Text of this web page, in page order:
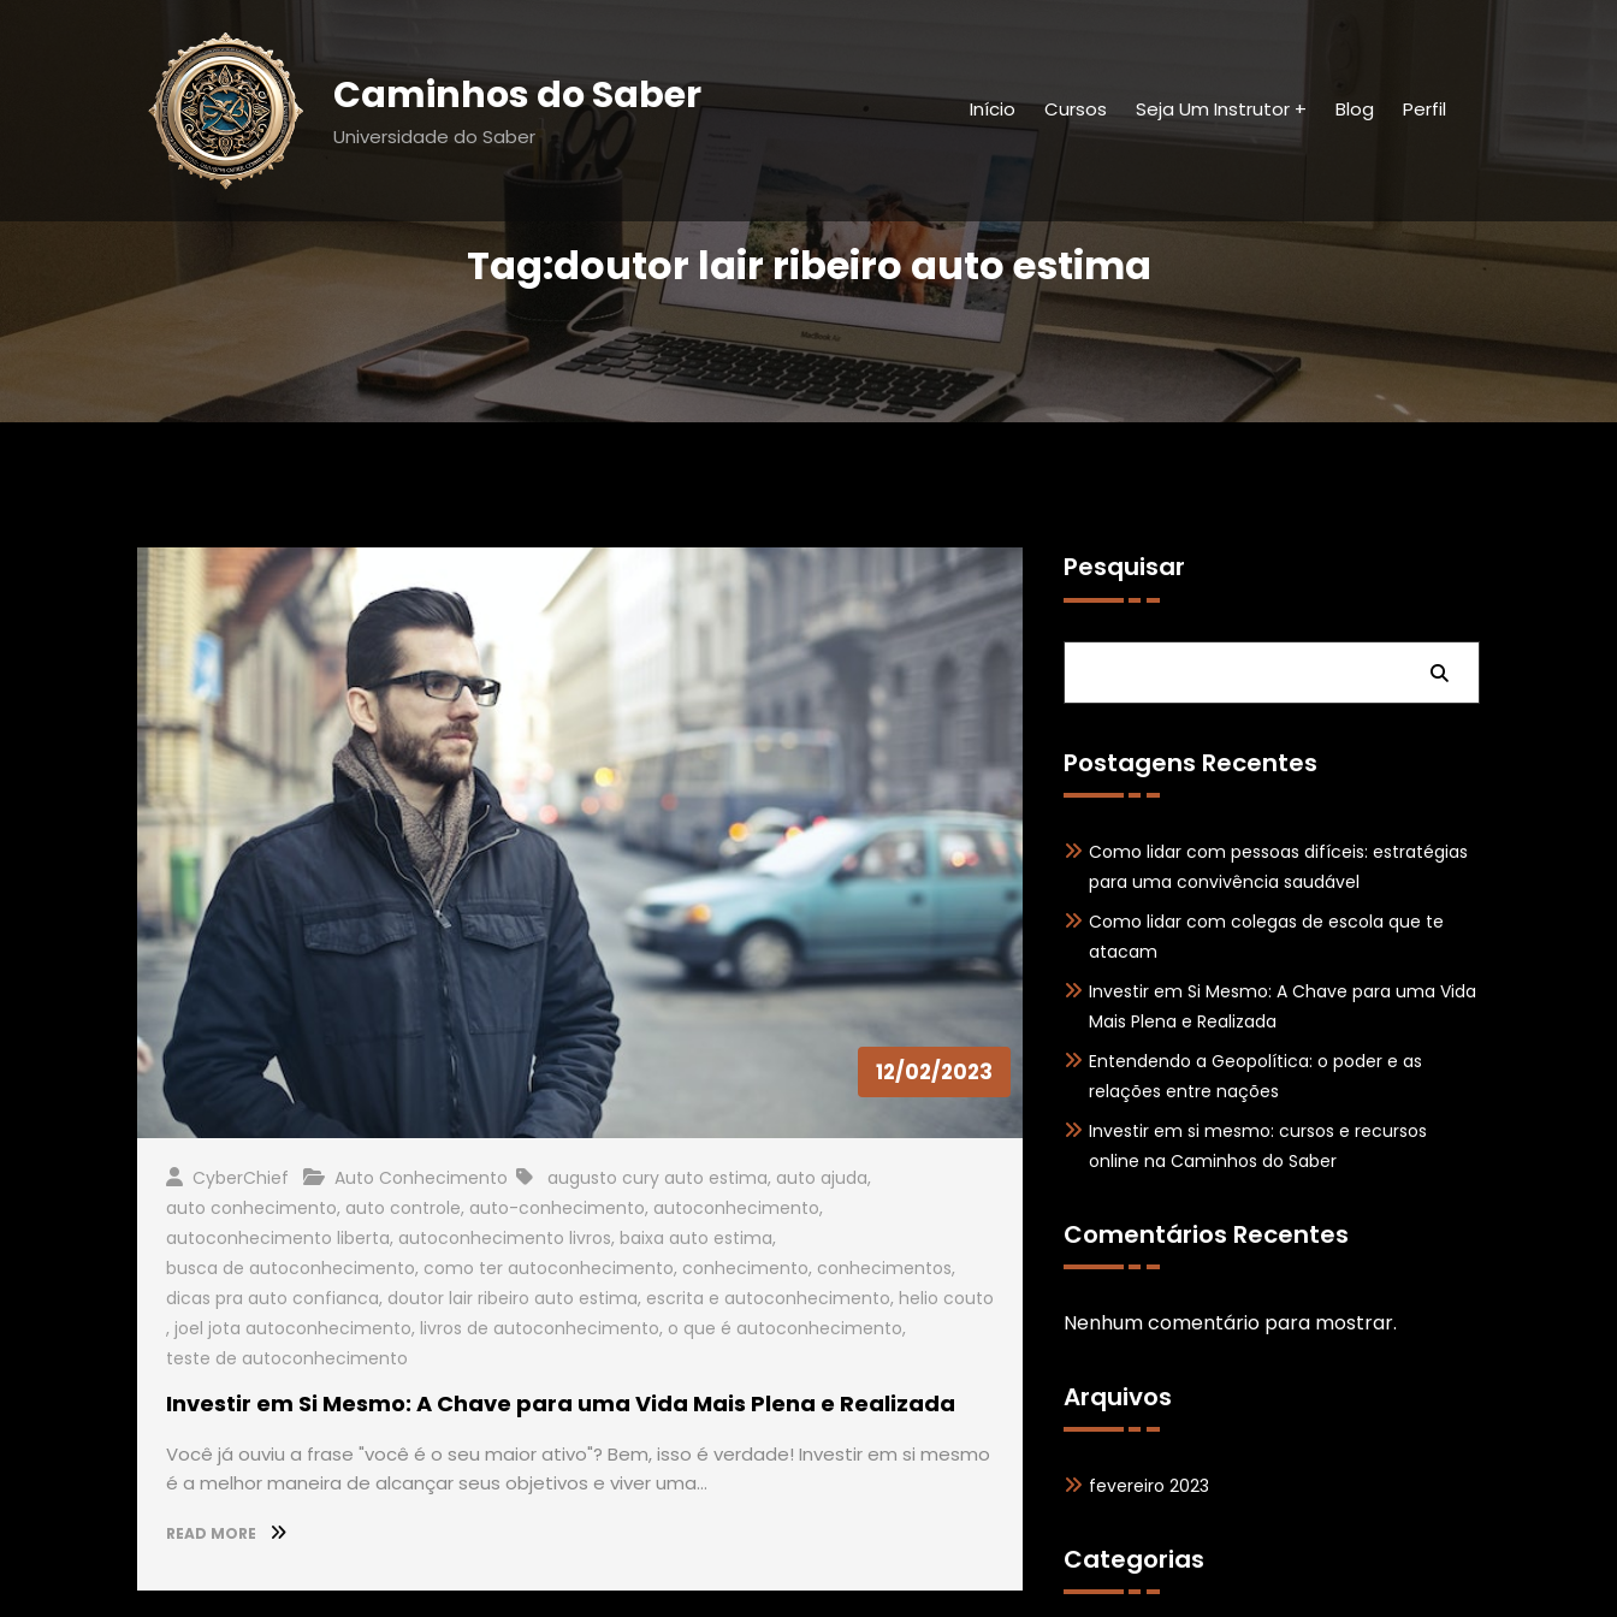
Caminhos do Saber
Universidade do Saber
Início Cursos Seja Um Instrutor Blog Perfil
Tag:doutor lair ribeiro auto estima
12/02/2023
CyberChief Auto Conhecimento augusto cury auto estima, auto ajuda,
auto conhecimento, auto controle, auto-conhecimento, autoconhecimento,
autoconhecimento liberta, autoconhecimento livros, baixa auto estima,
busca de autoconhecimento, como ter autoconhecimento, conhecimento, conhecimentos,
dicas pra auto confianca, doutor lair ribeiro auto estima, escrita e autoconhecimento, helio couto
, joel jota autoconhecimento, livros de autoconhecimento, o que é autoconhecimento,
teste de autoconhecimento
Investir em Si Mesmo: A Chave para uma Vida Mais Plena e Realizada
Você já ouviu a frase "você é o seu maior ativo"? Bem, isso é verdade! Investir em si mesmo
é a melhor maneira de alcançar seus objetivos e viver uma…
READ MORE
Pesquisar
Postagens Recentes
Como lidar com pessoas difíceis: estratégias
para uma convivência saudável
Como lidar com colegas de escola que te
atacam
Investir em Si Mesmo: A Chave para uma Vida
Mais Plena e Realizada
Entendendo a Geopolítica: o poder e as
relações entre nações
Investir em si mesmo: cursos e recursos
online na Caminhos do Saber
Comentários Recentes
Nenhum comentário para mostrar.
Arquivos
fevereiro 2023
Categorias